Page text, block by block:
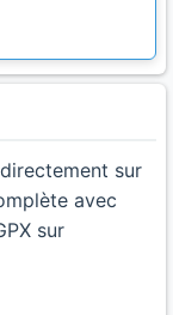
sur
avec
sur